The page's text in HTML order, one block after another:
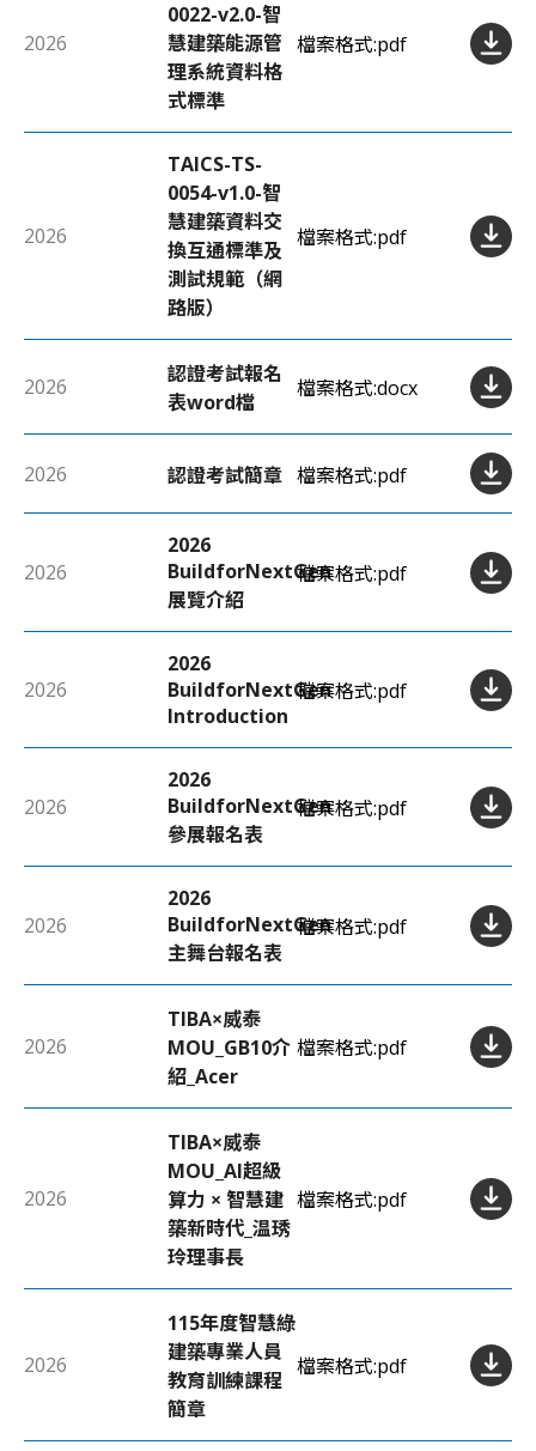
2026
0022-v2.0-智
慧建築能源管
理系統資料格
式標準
檔案格式:pdf
2026
TAICS-TS-
0054-v1.0-智
慧建築資料交
換互通標準及
測試規範（網
路版）
檔案格式:pdf
2026
認證考試報名
表word檔
檔案格式:docx
2026 認證考試簡章 檔案格式:pdf
2026
2026
BuildforNextGen
展覽介紹
檔案格式:pdf
2026
2026
BuildforNextGen
Introduction
檔案格式:pdf
2026
2026
BuildforNextGen
參展報名表
檔案格式:pdf
2026
2026
BuildforNextGen
主舞台報名表
檔案格式:pdf
2026
TIBA×威泰
MOU_GB10介
紹_Acer
檔案格式:pdf
2026
TIBA×威泰
MOU_AI超級
算力 × 智慧建
築新時代_温琇
玲理事長
檔案格式:pdf
2026
115年度智慧綠
建築專業人員
教育訓練課程
簡章
檔案格式:pdf